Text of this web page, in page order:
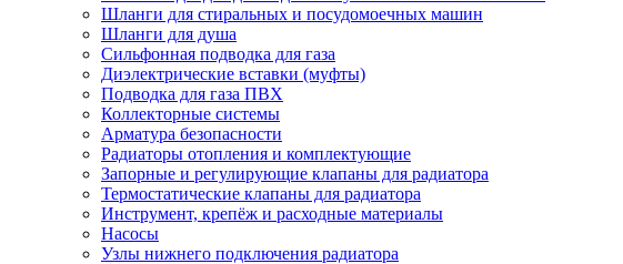
Шланги для стиральных и посудомоечных машин
Шланги для душа
Сильфонная подводка для газа
Диэлектрические вставки (муфты)
Подводка для газа ПВХ
Коллекторные системы
Арматура безопасности
Радиаторы отопления и комплектующие
Запорные и регулирующие клапаны для радиатора
Термостатические клапаны для радиатора
Инструмент, крепёж и расходные материалы
Насосы
Узлы нижнего подключения радиатора